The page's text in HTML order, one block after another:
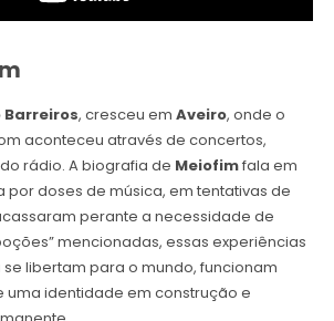
Barreiros, cresceu em Aveiro, onde o
aconteceu através de concertos,
rádio. A biografia de Meiofimfala em
por doses de música, em tentativas de
perante a necessidade de
mencionadas, essas experiências
libertam para o mundo, funcionam
uma identidade em construção e